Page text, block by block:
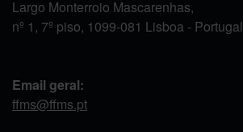
Largo Monterroio Mascarenhas,
nº 1, 7º piso, 1099-081 Lisboa - Portugal
Email geral:
ffms@ffms.pt